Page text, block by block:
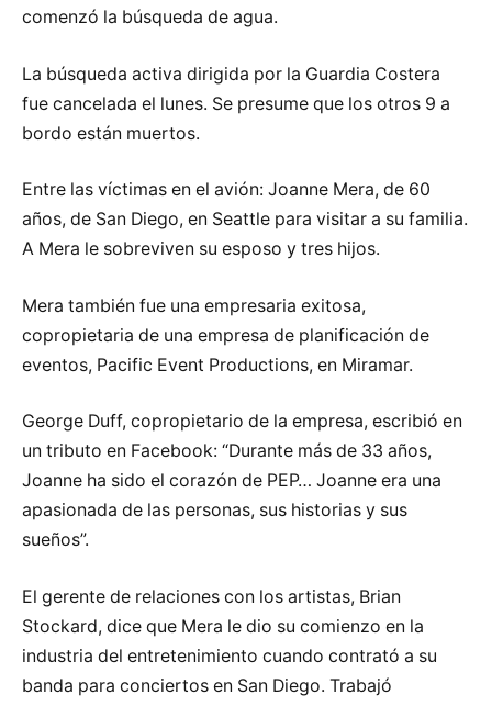
comenzó la búsqueda de agua.
La búsqueda activa dirigida por la Guardia Costera
fue cancelada el lunes. Se presume que los otros 9 a
bordo están muertos.
Entre las víctimas en el avión: Joanne Mera, de 60
años, de San Diego, en Seattle para visitar a su familia.
A Mera le sobreviven su esposo y tres hijos.
Mera también fue una empresaria exitosa,
copropietaria de una empresa de planificación de
eventos, Pacific Event Productions, en Miramar.
George Duff, copropietario de la empresa, escribió en
un tributo en Facebook: “Durante más de 33 años,
Joanne ha sido el corazón de PEP… Joanne era una
apasionada de las personas, sus historias y sus
sueños”.
El gerente de relaciones con los artistas, Brian
Stockard, dice que Mera le dio su comienzo en la
industria del entretenimiento cuando contrató a su
banda para conciertos en San Diego. Trabajó